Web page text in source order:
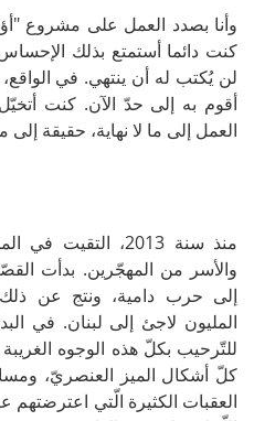
وأنا بصدد العمل على مشروع
كنت دائما أستمتع بذلك الإحساس
لن يُكتب له أن ينتهي. في
أقوم به إلى حدّ الآن. كنت
العمل إلى ما لا نهاية، حقيقة إلى
منذ سنة 2013،
والأسر من المهجّرين. بدأت
إلى حرب دامية، ونتج عن
المليون لاجئ إلى لبنان. في
للتّرحيب بكلّ هذه الوجوه
كلّ أشكال الميز العنصريّ،
العقبات الكثيرة الّتي